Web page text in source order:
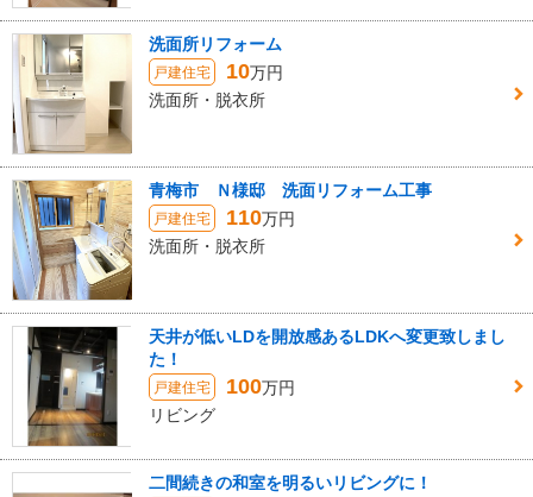
洗面所リフォーム
戸建住宅 10万円
洗面所・脱衣所
青梅市 Ｎ様邸 洗面リフォーム工事
戸建住宅 110万円
洗面所・脱衣所
天井が低いLDを開放感あるLDKへ変更致しまし
た！
戸建住宅 100万円
リビング
二間続きの和室を明るいリビングに！